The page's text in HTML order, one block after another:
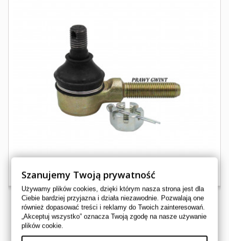
KOŃCÓWKA DRĄŻKA M10 PRAWY GWINT YAMAHA...
Szanujemy Twoją prywatność
Używamy plików cookies, dzięki którym nasza strona jest dla
Ciebie bardziej przyjazna i działa niezawodnie. Pozwalają one
również dopasować treści i reklamy do Twoich zainteresowań.
„Akceptuj wszystko” oznacza Twoją zgodę na nasze używanie
plików cookie.